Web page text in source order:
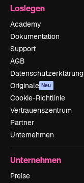
Loslegen
Academy
Dokumentation
Support
AGB
Datenschutzerklärung
Originale Neu
Cookie-Richtlinie
Vertrauenszentrum
Partner
Unternehmen
Unternehmen
Preise